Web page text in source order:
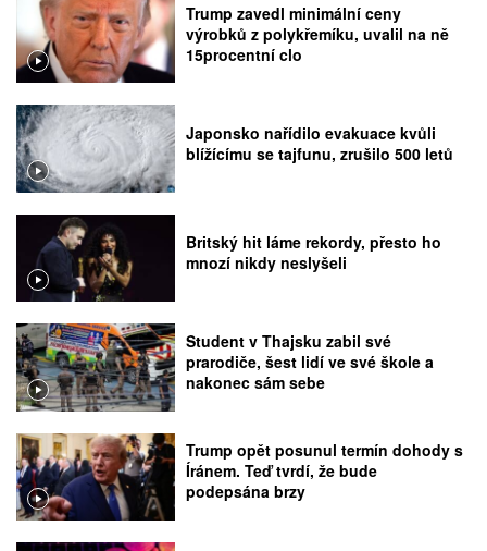
Trump zavedl minimální ceny
výrobků z polykřemíku, uvalil na ně
15procentní clo
Japonsko nařídilo evakuace kvůli
blížícímu se tajfunu, zrušilo 500 letů
Britský hit láme rekordy, přesto ho
mnozí nikdy neslyšeli
Student v Thajsku zabil své
prarodiče, šest lidí ve své škole a
nakonec sám sebe
Trump opět posunul termín dohody s
Íránem. Teď tvrdí, že bude
podepsána brzy